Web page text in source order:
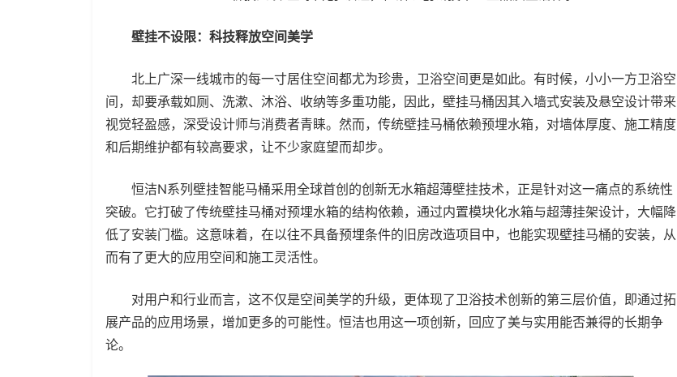
壁挂不设限：科技释放空间美学
北上广深一线城市的每一寸居住空间都尤为珍贵，卫浴空间更是如此。有时候，小小一方卫浴空
间，却要承载如厕、洗漱、沐浴、收纳等多重功能，因此，壁挂马桶因其入墙式安装及悬空设计带来
视觉轻盈感，深受设计师与消费者青睐。然而，传统壁挂马桶依赖预埋水箱，对墙体厚度、施工精度
和后期维护都有较高要求，让不少家庭望而却步。
恒洁N系列壁挂智能马桶采用全球首创的创新无水箱超薄壁挂技术，正是针对这一痛点的系统性
突破。它打破了传统壁挂马桶对预埋水箱的结构依赖，通过内置模块化水箱与超薄挂架设计，大幅降
低了安装门槛。这意味着，在以往不具备预埋条件的旧房改造项目中，也能实现壁挂马桶的安装，从
而有了更大的应用空间和施工灵活性。
对用户和行业而言，这不仅是空间美学的升级，更体现了卫浴技术创新的第三层价值，即通过拓
展产品的应用场景，增加更多的可能性。恒洁也用这一项创新，回应了美与实用能否兼得的长期争
论。